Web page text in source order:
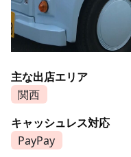
主な出店エリア
関西
キャッシュレス対応
PayPay